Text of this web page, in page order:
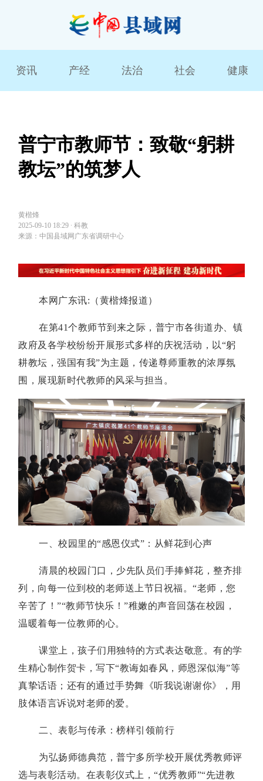
资讯 产经 法治 社会 健康
普宁市教师节：致敬“躬耕
教坛”的筑梦人
黄楷烽
2025-09-10 18:29 ∙科教
来源：中国县域网广东省调研中心
本网广东讯:（黄楷烽报道）
在第41个教师节到来之际，普宁市各街道办、镇
政府及各学校纷纷开展形式多样的庆祝活动，以“躬
耕教坛，强国有我”为主题，传递尊师重教的浓厚氛
围，展现新时代教师的风采与担当。
一、校园里的“感恩仪式”：从鲜花到心声
清晨的校园门口，少先队员们手捧鲜花，整齐排
列，向每一位到校的老师送上节日祝福。“老师，您
辛苦了！”“教师节快乐！”稚嫩的声音回荡在校园，
温暖着每一位教师的心。
课堂上，孩子们用独特的方式表达敬意。有的学
生精心制作贺卡，写下“教诲如春风，师恩深似海”等
真挚话语；还有的通过手势舞《听我说谢谢你》，用
肢体语言诉说对老师的爱。
二、表彰与传承：榜样引领前行
为弘扬师德典范，普宁多所学校开展优秀教师评
选与表彰活动。在表彰仪式上，“优秀教师”“先进教